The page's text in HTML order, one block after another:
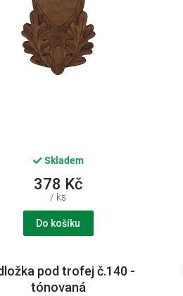
Skladem
378 Kč
/ ks
Do košíku
pod trofej č.140 -
tónovaná